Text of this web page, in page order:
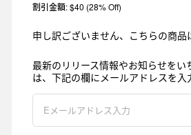
割引金額: $40 (28% Off)
申し訳ございません、こちらの商品
最新のリリース情報やお知らせをい
は、下記の欄にメールアドレスを入